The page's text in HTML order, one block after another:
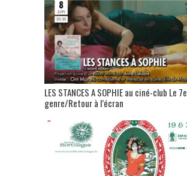
LES STANCES A SOPHIE au ciné-club Le 7e
genre/Retour à l’écran